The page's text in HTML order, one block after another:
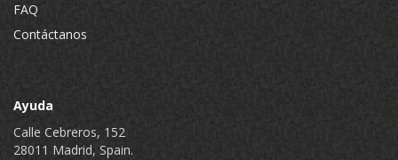
FAQ
Contáctanos
Ayuda
Calle Cebreros, 152
28011 Madrid, Spain.